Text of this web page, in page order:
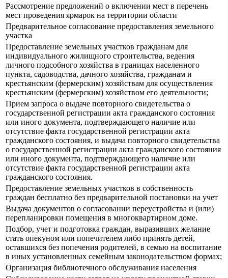
Рассмотрение предложений о включении мест в перечень
мест проведения ярмарок на территории области
Предварительное согласование предоставления земельного
участка
Предоставление земельных участков гражданам для
индивидуального жилищного строительства, ведения
личного подсобного хозяйства в границах населенного
пункта, садоводства, дачного хозяйства, гражданам и
крестьянским (фермерским) хозяйствам для осуществления
крестьянским (фермерским) хозяйством его деятельности;
Прием запроса о выдаче повторного свидетельства о
государственной регистрации акта гражданского состояния
или иного документа, подтверждающего наличие или
отсутствие факта государственной регистрации акта
гражданского состояния, и выдача повторного свидетельства
о государственной регистрации акта гражданского состояния
или иного документа, подтверждающего наличие или
отсутствие факта государственной регистрации акта
гражданского состояния.
Предоставление земельных участков в собственность
граждан бесплатно без предварительной постановки на учет
Выдача документов о согласовании переустройства и (или)
перепланировки помещения в многоквартирном доме.
Подбор, учет и подготовка граждан, выразивших желание
стать опекуном или попечителем либо принять детей,
оставшихся без попечения родителей, в семью на воспитание
в иных установленных семейным законодательством формах;
Организация библиотечного обслуживания населения